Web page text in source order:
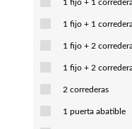
1 fijo + 1
1 fijo + 1
1 fijo + 2
1 fijo + 2
2 correderas
1 puerta abatible